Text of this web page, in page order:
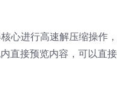
心进行高速解压缩操作
直接预览内容，可以直